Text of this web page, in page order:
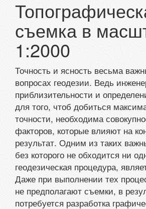
съемка в
1:2000
Точность и ясность весьма
вопросах геодезии. Ведь
приблизительности и
для того, чтоб добиться
точности, необходима
факторов, которые влияют на
результат. Одним из таких
без которого не обходится ни
геодезическая процедура,
Даже при выполнении тех
не предполагают съемки, в
потребуется разработка